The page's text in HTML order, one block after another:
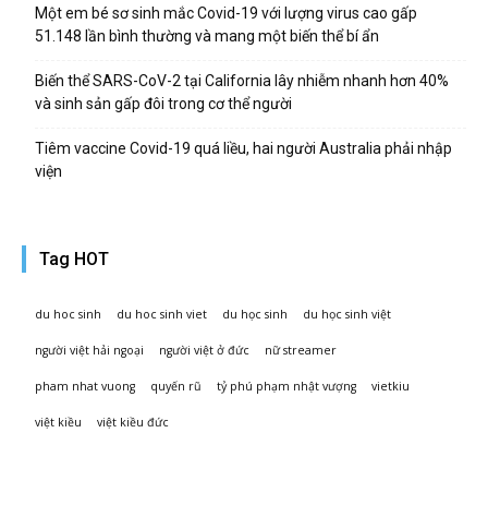
Một em bé sơ sinh mắc Covid-19 với lượng virus cao gấp
51.148 lần bình thường và mang một biến thể bí ẩn
Biến thể SARS-CoV-2 tại California lây nhiễm nhanh hơn 40%
và sinh sản gấp đôi trong cơ thể người
Tiêm vaccine Covid-19 quá liều, hai người Australia phải nhập
viện
Tag HOT
du hoc sinh du hoc sinh viet du học sinh du học sinh việt
người việt hải ngoại người việt ở đức nữ streamer
pham nhat vuong quyến rũ tỷ phú phạm nhật vượng vietkiu
việt kiều việt kiều đức